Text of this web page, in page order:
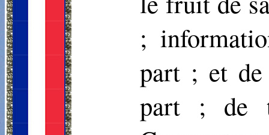
;
part ; et de
part ; de